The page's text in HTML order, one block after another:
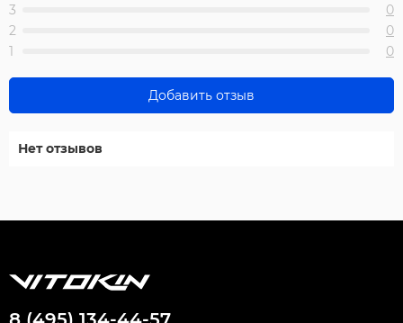
3
0
2
0
1
0
Добавить отзыв
Нет отзывов